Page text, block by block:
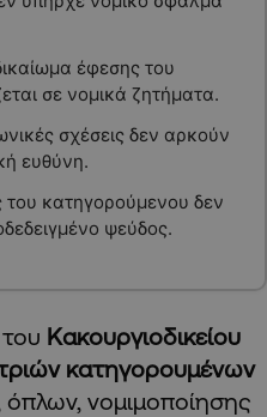
έφεσης του
σε νομικά ζητήματα.
σχέσεις δεν αρκούν
ευθύνη.
κατηγορούμενου δεν
ψεύδος.
του Κακουργιοδικείου
κατηγορουμένων
όπλων, νομιμοποίησης